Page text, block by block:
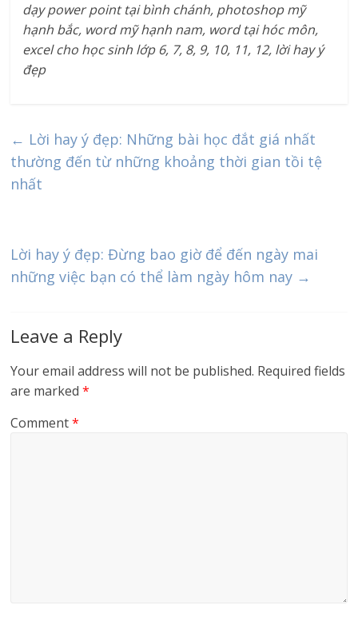
dạy power point tại bình chánh, photoshop mỹ
hạnh bắc, word mỹ hạnh nam, word tại hóc môn,
excel cho học sinh lớp 6, 7, 8, 9, 10, 11, 12, lời hay ý
đẹp
← Lời hay ý đẹp: Những bài học đắt giá nhất
thường đến từ những khoảng thời gian tồi tệ
nhất
Lời hay ý đẹp: Đừng bao giờ để đến ngày mai
những việc bạn có thể làm ngày hôm nay →
Leave a Reply
Your email address will not be published. Required fields
are marked*
Comment*